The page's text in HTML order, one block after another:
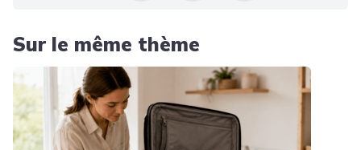
Sur le même thème